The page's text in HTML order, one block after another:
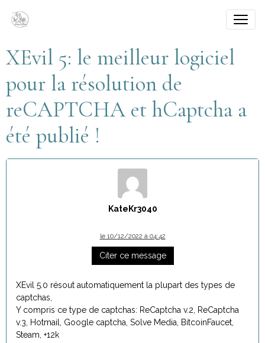
XEvil 5: le meilleur logiciel
pour la résolution de
reCAPTCHA et hCaptcha a
été publié !
KateKr3040
le 10/12/2022 à 04:42
Citer ce message
XEvil 5.0 résout automatiquement la plupart des types de
captchas,
Y compris ce type de captchas: ReCaptcha v.2, ReCaptcha
v.3, Hotmail, Google captcha, Solve Media, BitcoinFaucet,
Steam, +12k